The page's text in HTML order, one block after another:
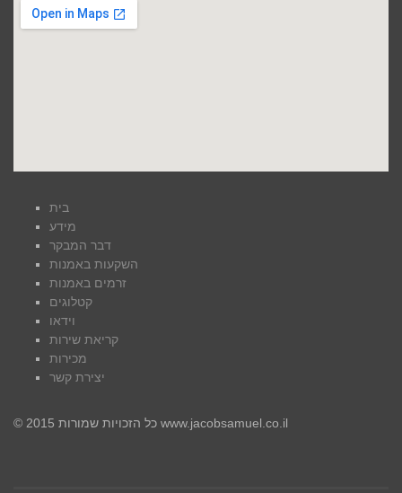
בית
מידע
דבר המבקר
השקעות באמנות
זרמים באמנות
קטלוגים
וידאו
קריאת שירות
מכירות
יצירת קשר
© כל הזכויות שמורות 2015 www.jacobsamuel.co.il